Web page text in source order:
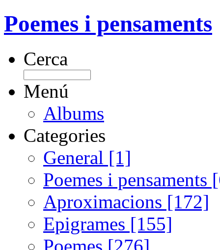
Poemes i pensaments
Cerca
Menú
Albums
Categories
General [1]
Poemes i pensaments
Aproximacions [172]
Epigrames [155]
Poemes [276]